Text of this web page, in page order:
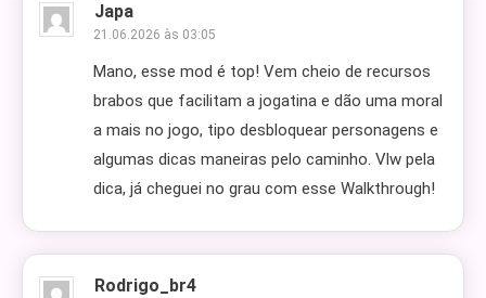
Japa
21.06.2026 às 03:05
Mano, esse mod é top! Vem cheio de recursos
brabos que facilitam a jogatina e dão uma moral
a mais no jogo, tipo desbloquear personagens e
algumas dicas maneiras pelo caminho. Vlw pela
dica, já cheguei no grau com esse Walkthrough!
Rodrigo_br4